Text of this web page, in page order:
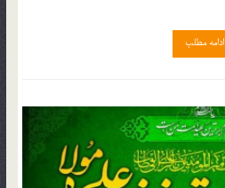
ادامه مطلب